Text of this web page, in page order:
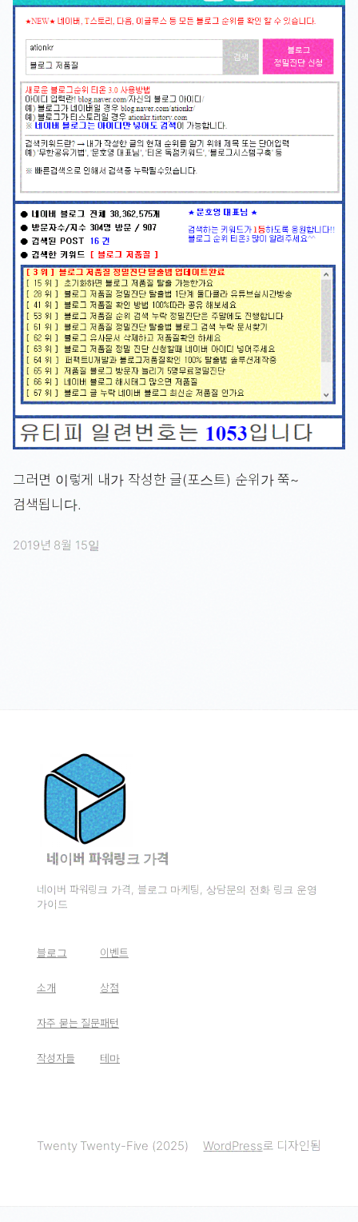
그러면 이렇게 내가 작성한 글(포스트) 순위가 쭉~
검색됩니다.
2019년 8월 15일
네이버 파워링크 가격
네이버 파워링크 가격, 블로그 마케팅, 상담문의 전화 링크 운영
가이드
블로그
소개
자주 묻는 질문
작성자들
이벤트
상점
패턴
테마
Twenty Twenty-Five (2025) WordPress로 디자인됨